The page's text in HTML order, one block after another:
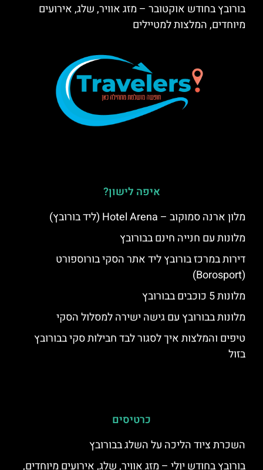
בורובץ בחודש אוקטובר – מזג אוויר, שלג, אירועים
מיוחדים, המלצות למטיילים
איפה לישון?
מלון ארנה סמוקוב – Hotel Arena (ליד בורובץ)
מלונות עם חנייה חינם בבורובץ
דירות במרכז בורובץ ליד אתר הסקי בורוספורט
(Borosport)
מלונות 5 כוכבים בבורובץ
מלונות בבורובץ עם גישה ישירה למסלול הסקי
טיפים והמלצות איך לסגור לבד חבילות סקי בבורובץ
בזול
כרטיסים
השכרת ציוד הליכה על השלג בבורובץ
בורובץ בחודש יולי – מזג אוויר, שלג, אירועים מיוחדים,